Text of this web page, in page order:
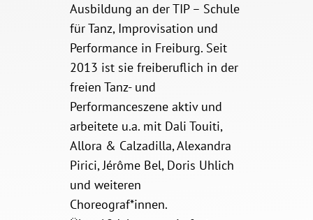
Ausbildung an der TIP – Schule
für Tanz, Improvisation und
Performance in Freiburg. Seit
2013 ist sie freiberuflich in der
freien Tanz- und
Performanceszene aktiv und
arbeitete u.a. mit Dali Touiti,
Allora & Calzadilla, Alexandra
Pirici, Jérôme Bel, Doris Uhlich
und weiteren
Choreograf*innen.